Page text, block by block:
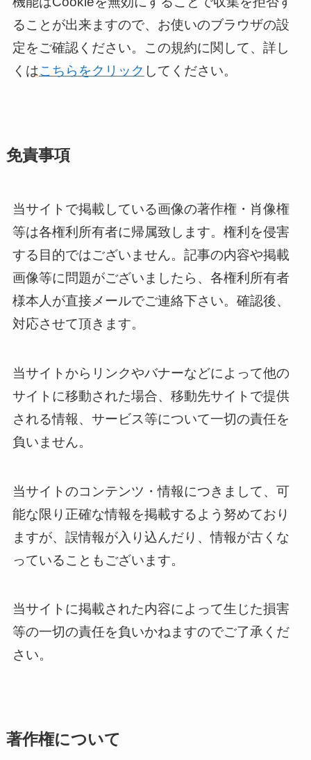
ることが出来ますので、お使いのブラウザの設
定をご確認ください。この規約に関して、詳し
くはこちらをクリック してください。
免責事項
当サイトで掲載している画像の著作権・肖像権
等は各権利所有者に帰属致します。権利を侵害
する目的ではございません。記事の内容や掲載
画像等に問題がございましたら、各権利所有者
様本人が直接メールでご連絡下さい。確認後、
対応させて頂きます。
当サイトからリンクやバナーなどによって他の
サイトに移動された場合、移動先サイトで提供
される情報、サービス等について一切の責任を
負いません。
当サイトのコンテンツ・情報につきまして、可
能な限り正確な情報を掲載するよう努めており
ますが、誤情報が入り込んだり、情報が古くな
っていることもございます。
当サイトに掲載された内容によって生じた損害
等の一切の責任を負いかねますのでご了承くだ
さい。
著作権について